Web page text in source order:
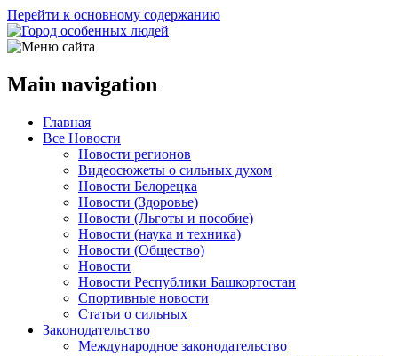
Перейти к основному содержанию
Main navigation
Главная
Все Новости
Новости регионов
Видеосюжеты о сильных духом
Новости Белорецка
Новости (Здоровье)
Новости (Льготы и пособие)
Новости (наука и техника)
Новости (Общество)
Новости
Новости Республики Башкортостан
Спортивные новости
Статьи о сильных
Законодательство
Международное законодательство